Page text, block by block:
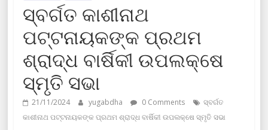
ସ୍ବର୍ଗତ କାଶୀନାଥ
ପଟ୍ଟନାୟକଙ୍କ ପ୍ରଥମ
ଶ୍ରାଦ୍ଧ ବାର୍ଷିକୀ ଉପଲକ୍ଷେ
ସ୍ମୃତି ସଭା
21/11/2024 yugabdha 0 Comments
ସ୍ବର୍ଗତ
କାଶୀନାଥ ପଟ୍ଟନାୟକଙ୍କ ପ୍ରଥମ ଶ୍ରାଦ୍ଧ ବାର୍ଷିକୀ ଉପଲକ୍ଷେ ସ୍ମୃତି ସଭା